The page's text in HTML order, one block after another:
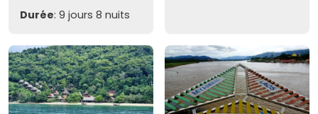
Durée: 9 jours 8 nuits